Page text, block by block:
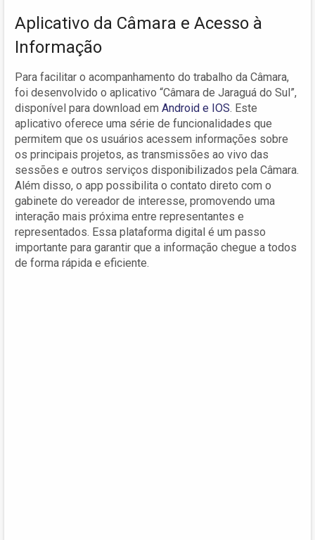
Aplicativo da Câmara e Acesso à
Informação
Para facilitar o acompanhamento do trabalho da Câmara,
foi desenvolvido o aplicativo “Câmara de Jaraguá do Sul”,
disponível para download em Android e IOS. Este
aplicativo oferece uma série de funcionalidades que
permitem que os usuários acessem informações sobre
os principais projetos, as transmissões ao vivo das
sessões e outros serviços disponibilizados pela Câmara.
Além disso, o app possibilita o contato direto com o
gabinete do vereador de interesse, promovendo uma
interação mais próxima entre representantes e
representados. Essa plataforma digital é um passo
importante para garantir que a informação chegue a todos
de forma rápida e eficiente.